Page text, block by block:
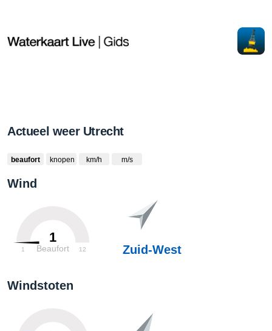
Actueel weer Utrecht
beaufort knopen km/h m/s
Wind
1
Beaufort
1 12 Zuid-West
Windstoten